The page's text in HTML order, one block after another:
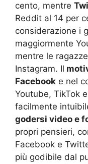
cento, mentre
Reddit al 14 per
considerazione i
maggiormente
mentre le
Instagram. Il
Facebook e nel
Youtube, TikTok
facilmente
godersi video e
propri pensieri,
Facebook e
più godibile dal